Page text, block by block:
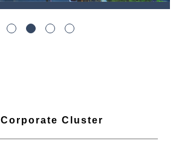
Corporate Cluster